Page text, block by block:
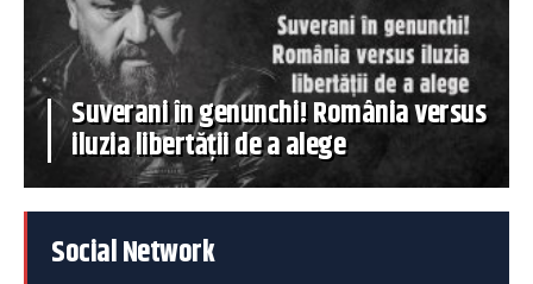
Suverani în genunchi! România versus
iluzia libertății de a alege
Social Network